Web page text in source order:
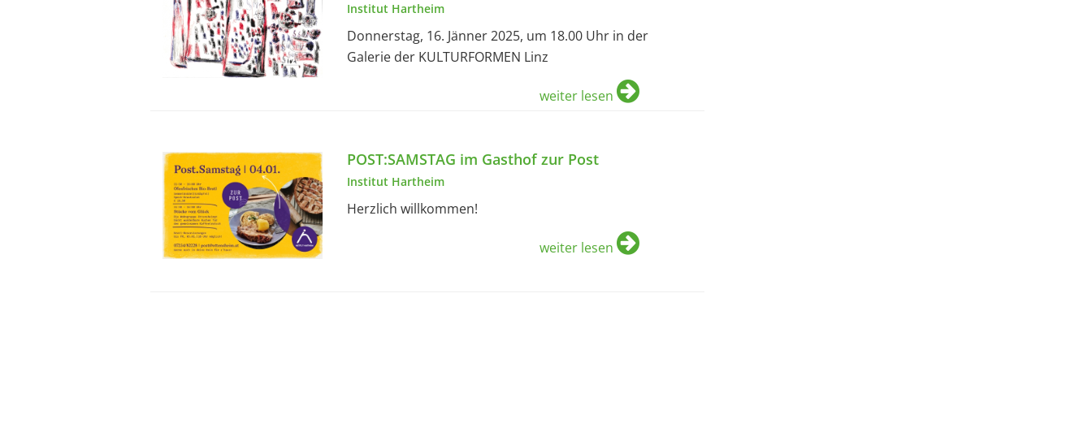
Institut Hartheim
Donnerstag, 16. Jänner 2025, um 18.00 Uhr in der
Galerie der KULTURFORMEN Linz
weiter lesen
POST:SAMSTAG im Gasthof zur Post
Institut Hartheim
Herzlich willkommen!
weiter lesen